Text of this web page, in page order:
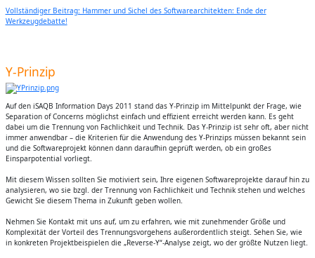
Vollständiger Beitrag: Hammer und Sichel des Softwarearchitekten: Ende der
Werkzeugdebatte!
Y-Prinzip
Auf den iSAQB Information Days 2011 stand das Y-Prinzip im Mittelpunkt der Frage, wie
Separation of Concerns möglichst einfach und effizient erreicht werden kann. Es geht
dabei um die Trennung von Fachlichkeit und Technik. Das Y-Prinzip ist sehr oft, aber nicht
immer anwendbar – die Kriterien für die Anwendung des Y-Prinzips müssen bekannt sein
und die Softwareprojekt können dann daraufhin geprüft werden, ob ein großes
Einsparpotential vorliegt.
Mit diesem Wissen sollten Sie motiviert sein, Ihre eigenen Softwareprojekte darauf hin zu
analysieren, wo sie bzgl. der Trennung von Fachlichkeit und Technik stehen und welches
Gewicht Sie diesem Thema in Zukunft geben wollen.
Nehmen Sie Kontakt mit uns auf, um zu erfahren, wie mit zunehmender Größe und
Komplexität der Vorteil des Trennungsvorgehens außerordentlich steigt. Sehen Sie, wie
in konkreten Projektbeispielen die „Reverse-Y“-Analyse zeigt, wo der größte Nutzen liegt.